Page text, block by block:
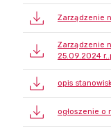
Zarządzenie
Zarządzenie
25.09.2024
opis
ogłoszenie o